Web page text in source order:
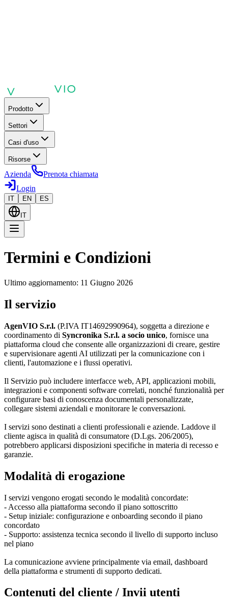
Prodotto
Settori
Casi d'uso
Risorse
Azienda
Prenota chiamata
Login
IT EN ES
IT
Termini e Condizioni
Ultimo aggiornamento: 11 Giugno 2026
Il servizio
AgenVIO S.r.l. (P.IVA IT14692990964), soggetta a direzione e
coordinamento di Syncronika S.r.l. a socio unico, fornisce una
piattaforma cloud che consente alle organizzazioni di creare, gestire
e supervisionare agenti AI utilizzati per la comunicazione con i
clienti, l'automazione e i flussi operativi.
Il Servizio può includere interfacce web, API, applicazioni mobili,
integrazioni e componenti software correlati, nonché funzionalità per
configurare basi di conoscenza documentali personalizzate,
collegare sistemi aziendali e monitorare le conversazioni.
I servizi sono destinati a clienti professionali e aziende. Laddove il
cliente agisca in qualità di consumatore (D.Lgs. 206/2005),
potrebbero applicarsi disposizioni specifiche in materia di recesso e
garanzie.
Modalità di erogazione
I servizi vengono erogati secondo le modalità concordate:
- Accesso alla piattaforma secondo il piano sottoscritto
- Setup iniziale: configurazione e onboarding secondo il piano
concordato
- Supporto: assistenza tecnica secondo il livello di supporto incluso
nel piano
La comunicazione avviene principalmente via email, dashboard
della piattaforma e strumenti di supporto dedicati.
Contenuti del cliente / Invii utenti